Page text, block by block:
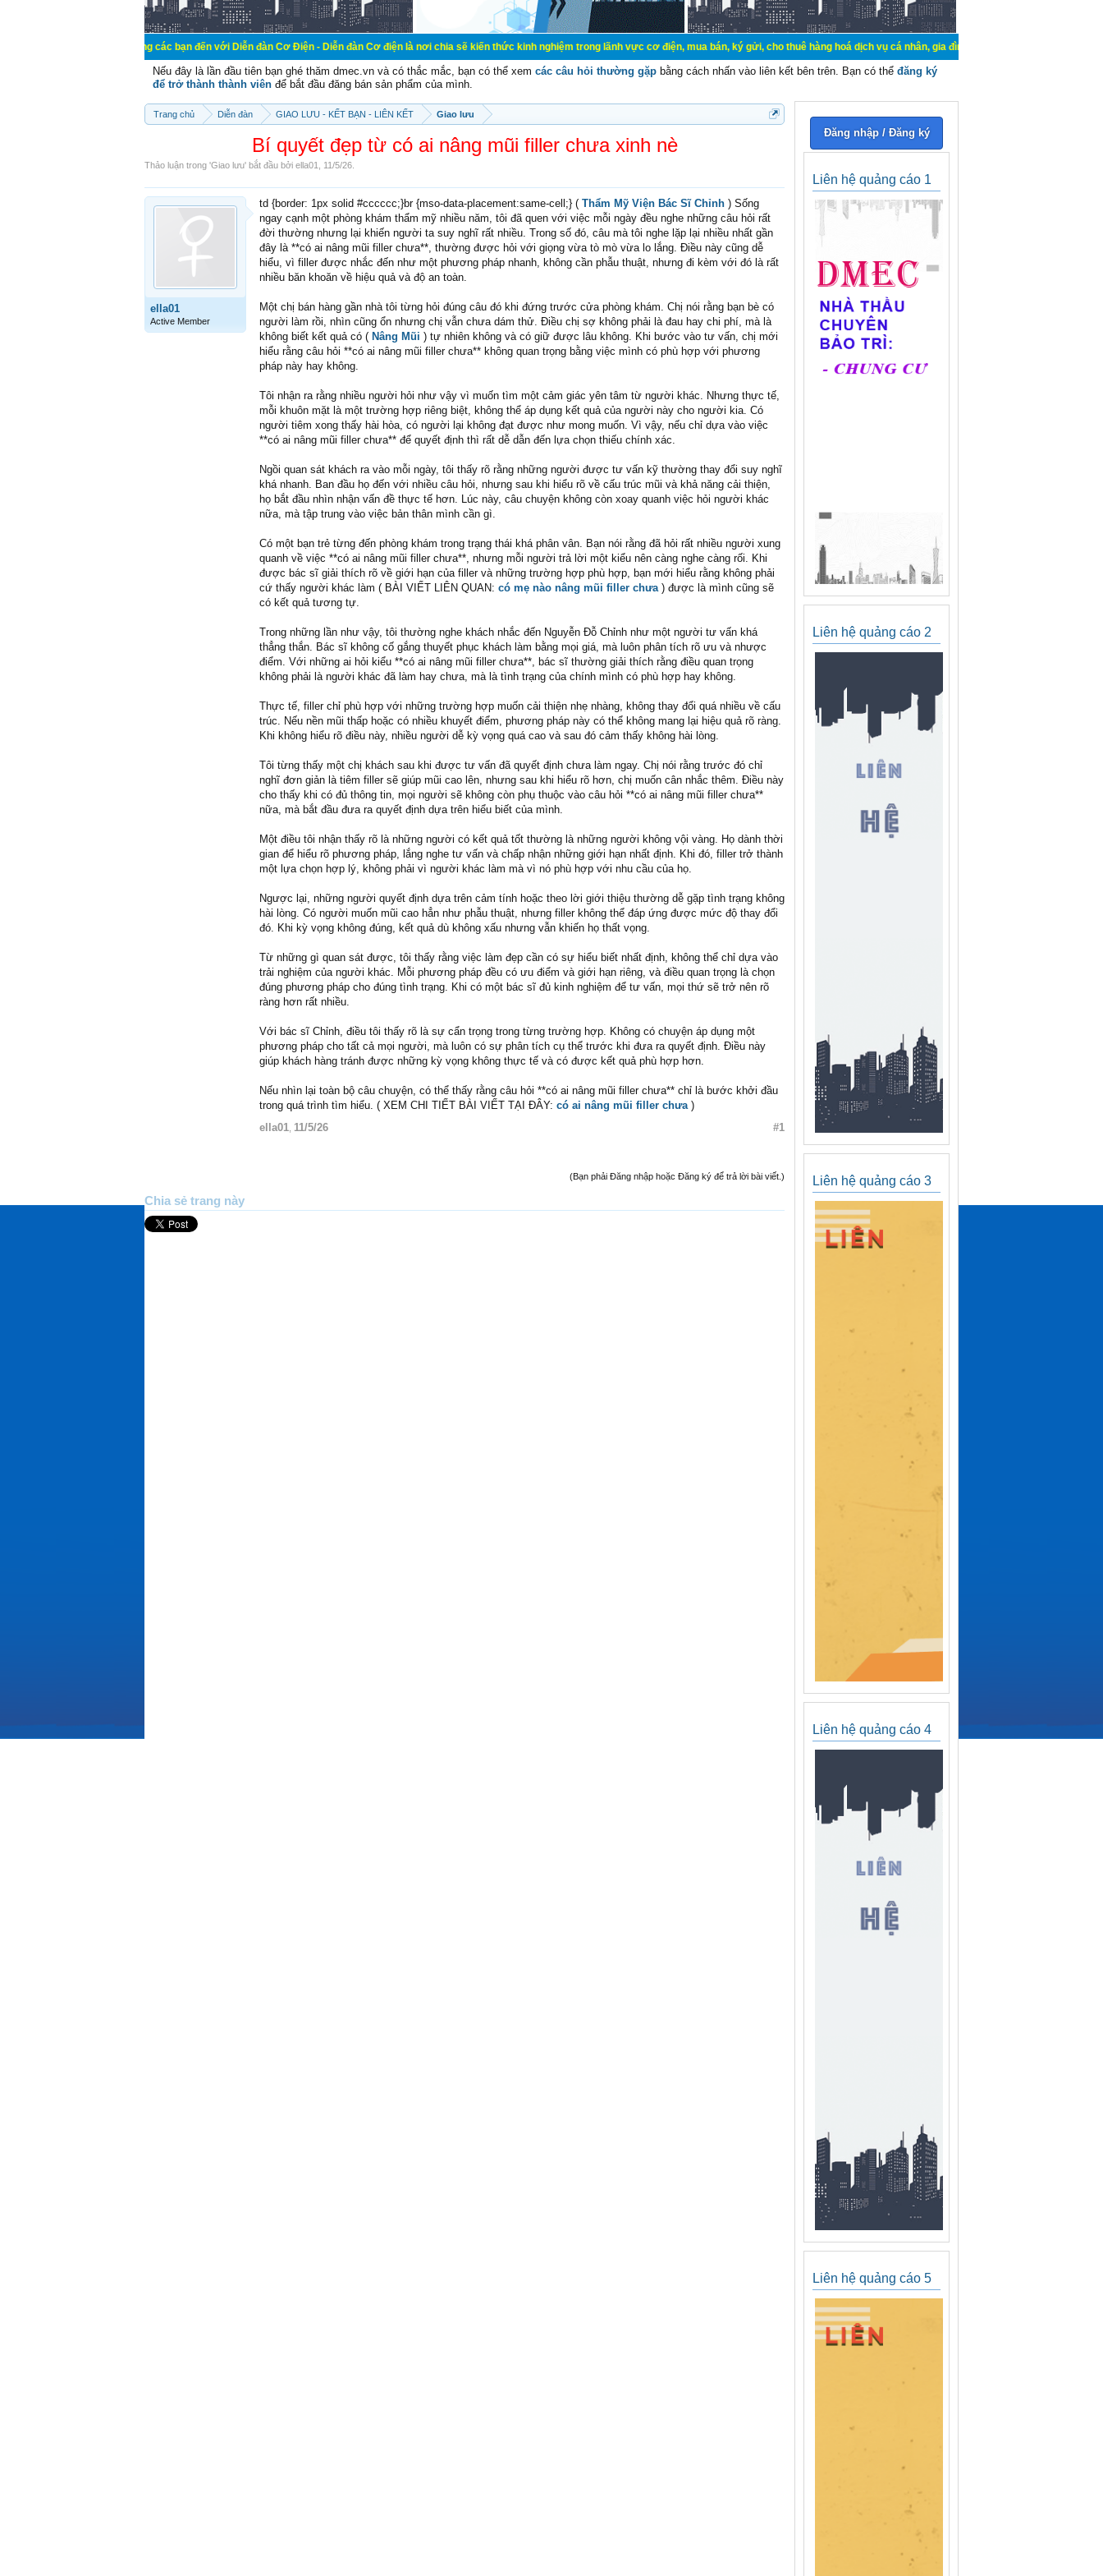
Chào mừng các bạn đến với Diễn đàn Cơ Điện - Diễn đàn Cơ điện là nơi chia sẽ kiến thức kinh nghiệm trong lãnh vực cơ điện, mua bán, ký gửi, cho thuê hàng hoá dịch vụ cá nhân, gia đình. Mua bán, ký gửi, cho thuê thiết bị
Nếu đây là lần đầu tiên bạn ghé thăm dmec.vn và có thắc mắc, bạn có thể xem các câu hỏi thường gặp bằng cách nhấn vào liên kết bên trên. Bạn có thể đăng ký
để trở thành thành viên để bắt đầu đăng bán sản phẩm của mình.
Trang chủ Diễn đàn GIAO LƯU - KẾT BẠN - LIÊN KẾT Giao lưu
Bí quyết đẹp từ có ai nâng mũi filler chưa xinh nè
Thảo luận trong 'Giao lưu' bắt đầu bởi ella01 11/5/26
ella01
Active Member
td {border: 1px solid #cccccc;}br {mso-data-placement:same-cell;} ( Thẩm Mỹ Viện Bác Sĩ Chỉnh ) Sống
ngay cạnh một phòng khám thẩm mỹ nhiều năm, tôi đã quen với việc mỗi ngày đều nghe những câu hỏi rất
đời thường nhưng lại khiến người ta suy nghĩ rất nhiều. Trong số đó, câu mà tôi nghe lặp lại nhiều nhất gần
đây là **có ai nâng mũi filler chưa**, thường được hỏi với giọng vừa tò mò vừa lo lắng. Điều này cũng dễ
hiểu, vì filler được nhắc đến như một phương pháp nhanh, không cần phẫu thuật, nhưng đi kèm với đó là rất
nhiều băn khoăn về hiệu quả và độ an toàn.
Một chị bán hàng gần nhà tôi từng hỏi đúng câu đó khi đứng trước cửa phòng khám. Chị nói rằng bạn bè có
người làm rồi, nhìn cũng ổn nhưng chị vẫn chưa dám thử. Điều chị sợ không phải là đau hay chi phí, mà là
không biết kết quả có ( Nâng Mũi ) tự nhiên không và có giữ được lâu không. Khi bước vào tư vấn, chị mới
hiểu rằng câu hỏi **có ai nâng mũi filler chưa** không quan trọng bằng việc mình có phù hợp với phương
pháp này hay không.
Tôi nhận ra rằng nhiều người hỏi như vậy vì muốn tìm một cảm giác yên tâm từ người khác. Nhưng thực tế,
mỗi khuôn mặt là một trường hợp riêng biệt, không thể áp dụng kết quả của người này cho người kia. Có
người tiêm xong thấy hài hòa, có người lại không đạt được như mong muốn. Vì vậy, nếu chỉ dựa vào việc
**có ai nâng mũi filler chưa** để quyết định thì rất dễ dẫn đến lựa chọn thiếu chính xác.
Ngồi quan sát khách ra vào mỗi ngày, tôi thấy rõ rằng những người được tư vấn kỹ thường thay đổi suy nghĩ
khá nhanh. Ban đầu họ đến với nhiều câu hỏi, nhưng sau khi hiểu rõ về cấu trúc mũi và khả năng cải thiện,
họ bắt đầu nhìn nhận vấn đề thực tế hơn. Lúc này, câu chuyện không còn xoay quanh việc hỏi người khác
nữa, mà tập trung vào việc bản thân mình cần gì.
Có một bạn trẻ từng đến phòng khám trong trạng thái khá phân vân. Bạn nói rằng đã hỏi rất nhiều người xung
quanh về việc **có ai nâng mũi filler chưa**, nhưng mỗi người trả lời một kiểu nên càng nghe càng rối. Khi
được bác sĩ giải thích rõ về giới hạn của filler và những trường hợp phù hợp, bạn mới hiểu rằng không phải
cứ thấy người khác làm ( BÀI VIẾT LIÊN QUAN: có mẹ nào nâng mũi filler chưa) được là mình cũng sẽ
có kết quả tương tự.
Trong những lần như vậy, tôi thường nghe khách nhắc đến Nguyễn Đỗ Chỉnh như một người tư vấn khá
thẳng thắn. Bác sĩ không cố gắng thuyết phục khách làm bằng mọi giá, mà luôn phân tích rõ ưu và nhược
điểm. Với những ai hỏi kiểu **có ai nâng mũi filler chưa**, bác sĩ thường giải thích rằng điều quan trọng
không phải là người khác đã làm hay chưa, mà là tình trạng của chính mình có phù hợp hay không.
Thực tế, filler chỉ phù hợp với những trường hợp muốn cải thiện nhẹ nhàng, không thay đổi quá nhiều về cấu
trúc. Nếu nền mũi thấp hoặc có nhiều khuyết điểm, phương pháp này có thể không mang lại hiệu quả rõ ràng.
Khi không hiểu rõ điều này, nhiều người dễ kỳ vọng quá cao và sau đó cảm thấy không hài lòng.
Tôi từng thấy một chị khách sau khi được tư vấn đã quyết định chưa làm ngay. Chị nói rằng trước đó chỉ
nghĩ đơn giản là tiêm filler sẽ giúp mũi cao lên, nhưng sau khi hiểu rõ hơn, chị muốn cân nhắc thêm. Điều này
cho thấy khi có đủ thông tin, mọi người sẽ không còn phụ thuộc vào câu hỏi **có ai nâng mũi filler chưa**
nữa, mà bắt đầu đưa ra quyết định dựa trên hiểu biết của mình.
Một điều tôi nhận thấy rõ là những người có kết quả tốt thường là những người không vội vàng. Họ dành thời
gian để hiểu rõ phương pháp, lắng nghe tư vấn và chấp nhận những giới hạn nhất định. Khi đó, filler trở thành
một lựa chọn hợp lý, không phải vì người khác làm mà vì nó phù hợp với nhu cầu của họ.
Ngược lại, những người quyết định dựa trên cảm tính hoặc theo lời giới thiệu thường dễ gặp tình trạng không
hài lòng. Có người muốn mũi cao hẳn như phẫu thuật, nhưng filler không thể đáp ứng được mức độ thay đổi
đó. Khi kỳ vọng không đúng, kết quả dù không xấu nhưng vẫn khiến họ thất vọng.
Từ những gì quan sát được, tôi thấy rằng việc làm đẹp cần có sự hiểu biết nhất định, không thể chỉ dựa vào
trải nghiệm của người khác. Mỗi phương pháp đều có ưu điểm và giới hạn riêng, và điều quan trọng là chọn
đúng phương pháp cho đúng tình trạng. Khi có một bác sĩ đủ kinh nghiệm để tư vấn, mọi thứ sẽ trở nên rõ
ràng hơn rất nhiều.
Với bác sĩ Chỉnh, điều tôi thấy rõ là sự cẩn trọng trong từng trường hợp. Không có chuyện áp dụng một
phương pháp cho tất cả mọi người, mà luôn có sự phân tích cụ thể trước khi đưa ra quyết định. Điều này
giúp khách hàng tránh được những kỳ vọng không thực tế và có được kết quả phù hợp hơn.
Nếu nhìn lại toàn bộ câu chuyện, có thể thấy rằng câu hỏi **có ai nâng mũi filler chưa** chỉ là bước khởi đầu
trong quá trình tìm hiểu. ( XEM CHI TIẾT BÀI VIẾT TẠI ĐÂY: có ai nâng mũi filler chưa)
ella01 11/5/26 #1
(Bạn phải Đăng nhập hoặc Đăng ký để trả lời bài viết.)
Chia sẻ trang này
Đăng nhập / Đăng ký
Liên hệ quảng cáo 1
Liên hệ quảng cáo 2
Liên hệ quảng cáo 3
Liên hệ quảng cáo 4
Liên hệ quảng cáo 5